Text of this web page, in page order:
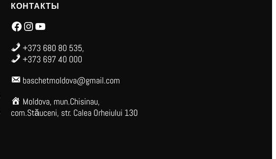
КОНТАКТЫ
Facebook Instagram YouTube
+373 680 80 535,
+373 697 40 000
baschetmoldova@gmail.com
Moldova, mun.Chisinau,
com.Stăuceni, str. Calea Orheiului 130